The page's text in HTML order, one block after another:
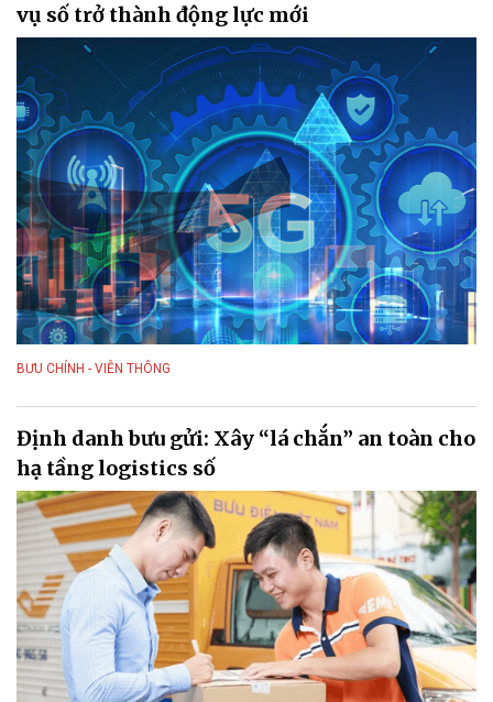
vụ số trở thành động lực mới
BƯU CHÍNH - VIỄN THÔNG
Định danh bưu gửi: Xây “lá chắn” an toàn cho
hạ tầng logistics số